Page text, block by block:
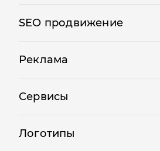
SEO продвижение
Реклама
Сервисы
Логотипы